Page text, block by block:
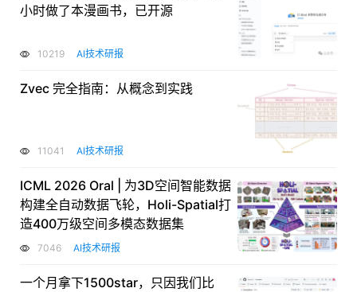
小时做了本漫画书，已开源
10219 AI技术研报
Zvec 完全指南：从概念到实践
11041 AI技术研报
ICML 2026 Oral | 为3D空间智能数据
构建全自动数据飞轮，Holi-Spatial打
造400万级空间多模态数据集
7046 AI技术研报
一个月拿下1500star，只因我们比